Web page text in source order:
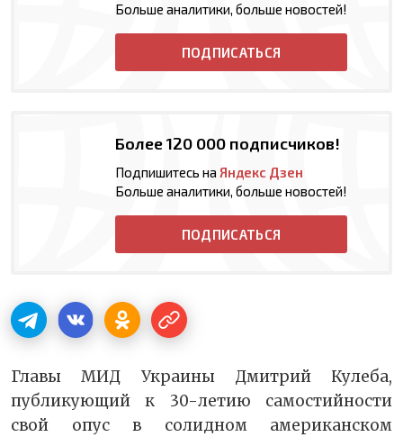
Больше аналитики, больше новостей!
ПОДПИСАТЬСЯ
Более 120 000 подписчиков!
Подпишитесь на Яндекс Дзен
Больше аналитики, больше новостей!
ПОДПИСАТЬСЯ
Главы МИД Украины Дмитрий Кулеба,
публикующий к 30-летию самостийности
свой опус в солидном американском